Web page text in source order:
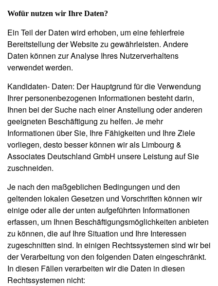
Wofür nutzen wir Ihre Daten?
Ein Teil der Daten wird erhoben, um eine fehlerfreie
Bereitstellung der Website zu gewährleisten. Andere
Daten können zur Analyse Ihres Nutzerverhaltens
verwendet werden.
Kandidaten- Daten: Der Hauptgrund für die Verwendung
Ihrer personenbezogenen Informationen besteht darin,
Ihnen bei der Suche nach einer Anstellung oder anderen
geeigneten Beschäftigung zu helfen. Je mehr
Informationen über Sie, Ihre Fähigkeiten und Ihre Ziele
vorliegen, desto besser können wir als Limbourg &
Associates Deutschland GmbH unsere Leistung auf Sie
zuschneiden.
Je nach den maßgeblichen Bedingungen und den
geltenden lokalen Gesetzen und Vorschriften können wir
einige oder alle der unten aufgeführten Informationen
erfassen, um Ihnen Beschäftigungsmöglichkeiten anbieten
zu können, die auf Ihre Situation und Ihre Interessen
zugeschnitten sind. In einigen Rechtssystemen sind wir bei
der Verarbeitung von den folgenden Daten eingeschränkt.
In diesen Fällen verarbeiten wir die Daten in diesen
Rechtssystemen nicht: